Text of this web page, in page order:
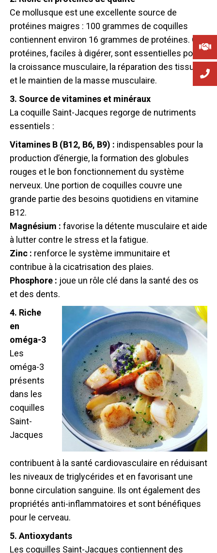
Ce mollusque est une excellente source de
protéines maigres : 100 grammes de coquilles
contiennent environ 16 grammes de protéines. Ces
protéines, faciles à digérer, sont essentielles pour
la croissance musculaire, la réparation des tissus
et le maintien de la masse musculaire.
3. Source de vitamines et minéraux
La coquille Saint-Jacques regorge de nutriments
essentiels :
Vitamines B (B12, B6, B9) : indispensables pour la
production d’énergie, la formation des globules
rouges et le bon fonctionnement du système
nerveux. Une portion de coquilles couvre une
grande partie des besoins quotidiens en vitamine
B12.
Magnésium : favorise la détente musculaire et aide
à lutter contre le stress et la fatigue.
Zinc : renforce le système immunitaire et
contribue à la cicatrisation des plaies.
Phosphore : joue un rôle clé dans la santé des os
et des dents.
4. Riche
en
oméga-3
Les
oméga-3
présents
dans les
coquilles
Saint-
Jacques
contribuent à la santé cardiovasculaire en réduisant
les niveaux de triglycérides et en favorisant une
bonne circulation sanguine. Ils ont également des
propriétés anti-inflammatoires et sont bénéfiques
pour le cerveau.
5. Antioxydants
Les coquilles Saint-Jacques contiennent des